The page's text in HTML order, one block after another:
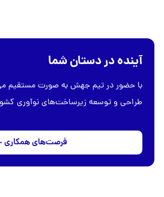
آینده در دستان شما
با حضور در تیم جهش به صورت مستقیم
طراحی و توسعه زیرساخت‌های نوآوری
فرصت‌های همکاری